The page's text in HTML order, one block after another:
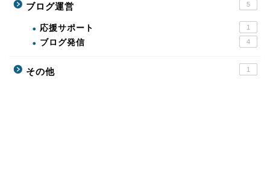
ブログ運営 5
応援サポート 1
ブログ発信 4
その他 1